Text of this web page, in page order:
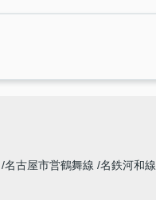
名古屋市営鶴舞線 名鉄河和線